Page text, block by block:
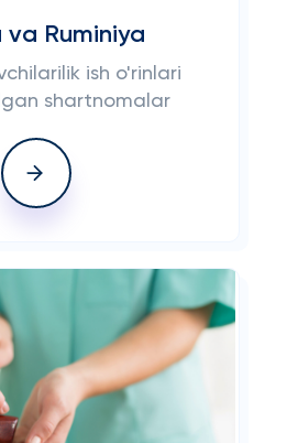
va Ruminiya
ish o'rinlari
shartnomalar